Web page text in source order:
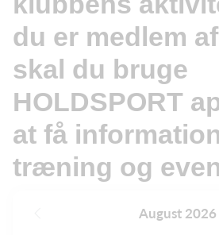
du er medlem
skal du bruge
HOLDSPORT
at få
træning og
August 2026